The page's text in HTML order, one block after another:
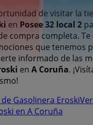
de visitar la
en Posee 32 local 2
compra completa.
que tenemos
informado de las
en A Coruña.
Gasolinera Eroski
en A Coruña